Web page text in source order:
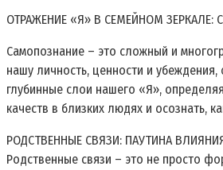
ОТРАЖЕНИЕ «Я» В СЕМЕЙНОМ ЗЕРКАЛЕ:
Самопознание – это сложный и
нашу личность, ценности и
глубинные слои нашего «Я»,
качеств в близких людях и осознать,
РОДСТВЕННЫЕ СВЯЗИ: ПАУТИНА
Родственные связи – это не просто